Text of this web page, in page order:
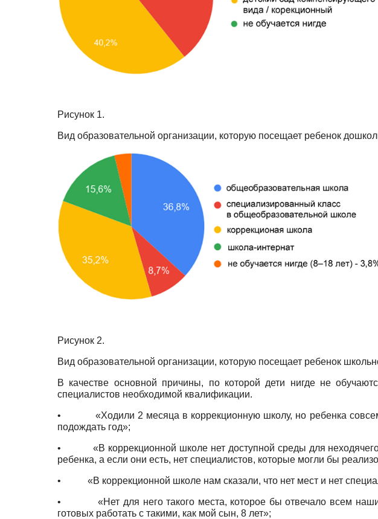
Рисунок 1.
Вид образовательной организации, которую посещает ребенок
Рисунок 2.
Вид образовательной организации, которую посещает ребенок
В качестве основной причины, по которой дети нигде не
специалистов необходимой квалификации.
• «Ходили 2 месяца в коррекционную школу, но ребенка
подождать год»;
•«В коррекционной школе нет доступной среды для
ребенка, а если они есть, нет специалистов, которые могли бы
• «В коррекционной школе нам сказали, что нет мест и нет
•«Нет для него такого места, которое бы отвечало всем
готовых работать с такими, как мой сын, 8 лет»;